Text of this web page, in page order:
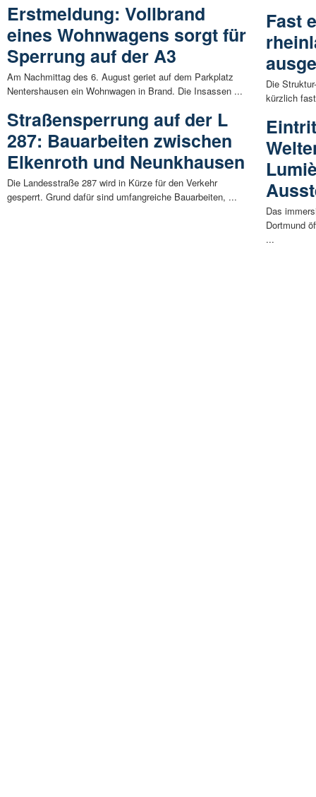
Erstmeldung: Vollbrand
eines Wohnwagens sorgt für
Sperrung auf der A3
Am Nachmittag des 6. August geriet auf dem Parkplatz
Nentershausen ein Wohnwagen in Brand. Die Insassen ...
Straßensperrung auf der L
287: Bauarbeiten zwischen
Elkenroth und Neunkhausen
Die Landesstraße 287 wird in Kürze für den Verkehr
gesperrt. Grund dafür sind umfangreiche Bauarbeiten, ...
Fast
Die
kürzlich
Das
Dortmund
...